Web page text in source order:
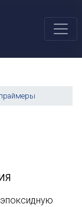
праймеры